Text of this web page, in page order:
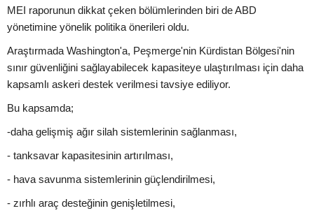
MEI raporunun dikkat çeken bölümlerinden biri de ABD
yönetimine yönelik politika önerileri oldu.
Araştırmada Washington'a, Peşmerge'nin Kürdistan Bölgesi'nin
sınır güvenliğini sağlayabilecek kapasiteye ulaştırılması için daha
kapsamlı askeri destek verilmesi tavsiye ediliyor.
Bu kapsamda;
-daha gelişmiş ağır silah sistemlerinin sağlanması,
- tanksavar kapasitesinin artırılması,
- hava savunma sistemlerinin güçlendirilmesi,
- zırhlı araç desteğinin genişletilmesi,